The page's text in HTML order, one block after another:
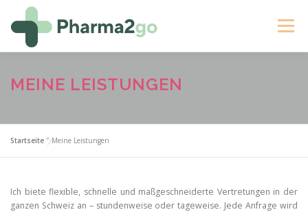
Inhalt
springen
Menü
STARTSEITE ÜBER MICH
MEINE LEISTUNGEN
Startseite "Meine Leistungen
Ich biete flexible, schnelle und maßgeschneiderte Vertretungen in der
ganzen Schweiz an – stundenweise oder tageweise. Jede Anfrage wird